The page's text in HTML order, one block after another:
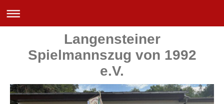
Langensteiner
Spielmannszug von 1992
e.V.